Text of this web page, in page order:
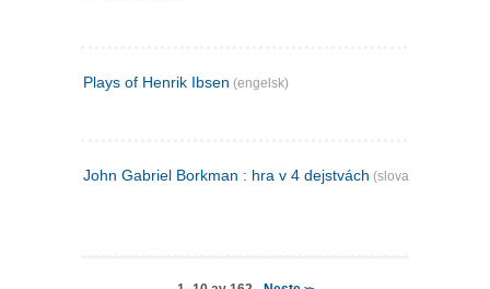
Plays of Henrik Ibsen (engelsk)
John Gabriel Borkman : hra v 4 dejstvách (slovakisk)